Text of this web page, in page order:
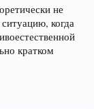
не
когда
кратком